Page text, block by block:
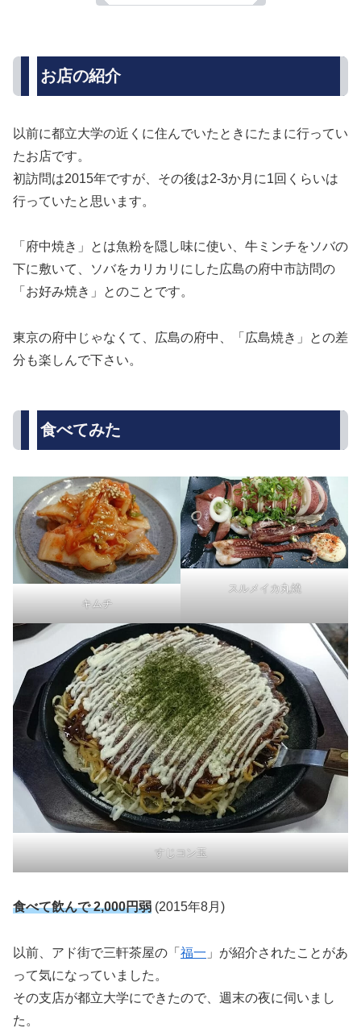
お店の紹介
以前に都立大学の近くに住んでいたときにたまに行ってい
たお店です。
初訪問は2015年ですが、その後は2-3か月に1回くらいは
行っていたと思います。
「府中焼き」とは魚粉を隠し味に使い、牛ミンチをソバの
下に敷いて、ソバをカリカリにした広島の府中市訪問の
「お好み焼き」とのことです。
東京の府中じゃなくて、広島の府中、「広島焼き」との差
分も楽しんで下さい。
食べてみた
キムチ
スルメイカ丸焼
すじコン玉
食べて飲んで 2,000円弱 (2015年8月)
以前、アド街で三軒茶屋の「 福一 」が紹介されたことがあ
って気になっていました。
その支店が都立大学にできたので、週末の夜に伺いまし
た。